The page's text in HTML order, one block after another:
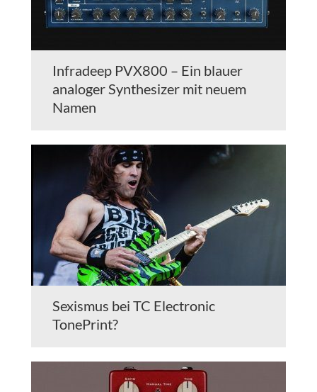
Infradeep PVX800 – Ein blauer
analoger Synthesizer mit neuem
Namen
Sexismus bei TC Electronic
TonePrint?